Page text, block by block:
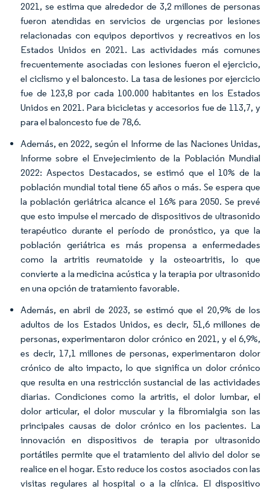
2021, se estima que alrededor de 3,2 millones de personas
fueron atendidas en servicios de urgencias por lesiones
relacionadas con equipos deportivos y recreativos en los
Estados Unidos en 2021. Las actividades más comunes
frecuentemente asociadas con lesiones fueron el ejercicio,
el ciclismo y el baloncesto. La tasa de lesiones por ejercicio
fue de 123,8 por cada 100.000 habitantes en los Estados
Unidos en 2021. Para bicicletas y accesorios fue de 113,7, y
para el baloncesto fue de 78,6.
Además, en 2022, según el Informe de las Naciones Unidas,
Informe sobre el Envejecimiento de la Población Mundial
2022: Aspectos Destacados, se estimó que el 10% de la
población mundial total tiene 65 años o más. Se espera que
la población geriátrica alcance el 16% para 2050. Se prevé
que esto impulse el mercado de dispositivos de ultrasonido
terapéutico durante el período de pronóstico, ya que la
población geriátrica es más propensa a enfermedades
como la artritis reumatoide y la osteoartritis, lo que
convierte a la medicina acústica y la terapia por ultrasonido
en una opción de tratamiento favorable.
Además, en abril de 2023, se estimó que el 20,9% de los
adultos de los Estados Unidos, es decir, 51,6 millones de
personas, experimentaron dolor crónico en 2021, y el 6,9%,
es decir, 17,1 millones de personas, experimentaron dolor
crónico de alto impacto, lo que significa un dolor crónico
que resulta en una restricción sustancial de las actividades
diarias. Condiciones como la artritis, el dolor lumbar, el
dolor articular, el dolor muscular y la fibromialgia son las
principales causas de dolor crónico en los pacientes. La
innovación en dispositivos de terapia por ultrasonido
portátiles permite que el tratamiento del alivio del dolor se
realice en el hogar. Esto reduce los costos asociados con las
visitas regulares al hospital o a la clínica. El dispositivo